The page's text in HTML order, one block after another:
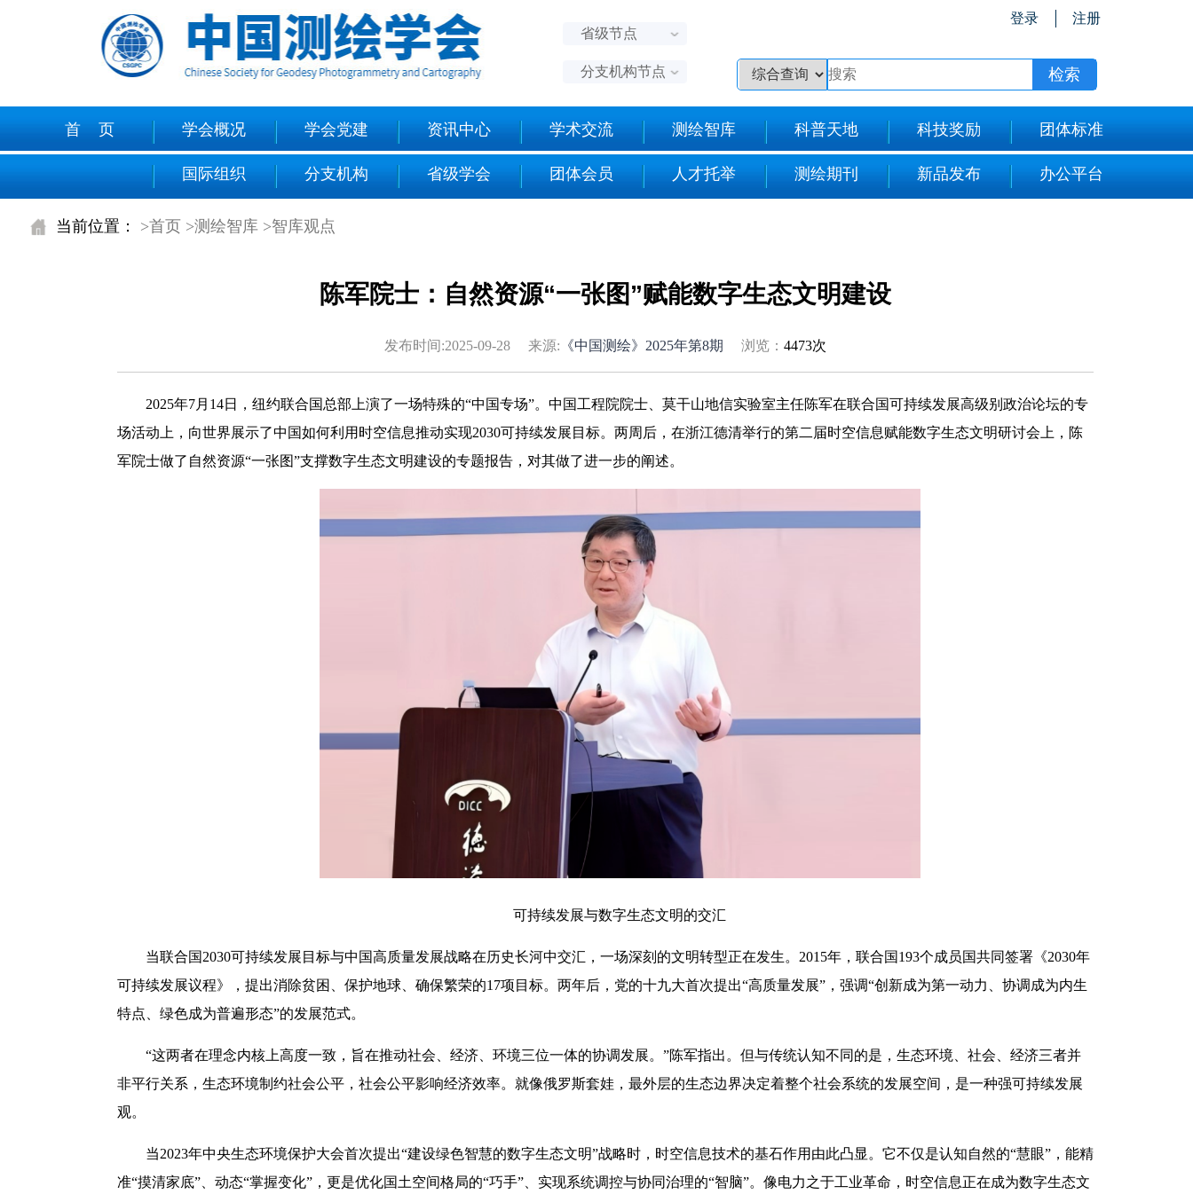
省级节点
分支机构节点
登录 注册
首 页 学会概况 学会党建 资讯中心 学术交流 测绘智库 科普天地 科技奖励 团体标准
国际组织 分支机构 省级学会 团体会员 人才托举 测绘期刊 新品发布 办公平台
当前位置： >首页 >测绘智库 >智库观点
陈军院士：自然资源“一张图”赋能数字生态文明建设
发布时间:2025-09-28 来源: 《中国测绘》2025年第8期 浏览： 4473次
2025年7月14日，纽约联合国总部上演了一场特殊的“中国专场”。中国工程院院士、莫干山地信实验室主任陈军在联合国可持续发展高级别政治论坛的专
场活动上，向世界展示了中国如何利用时空信息推动实现2030可持续发展目标。两周后，在浙江德清举行的第二届时空信息赋能数字生态文明研讨会上，陈
军院士做了自然资源“一张图”支撑数字生态文明建设的专题报告，对其做了进一步的阐述。
可持续发展与数字生态文明的交汇
当联合国2030可持续发展目标与中国高质量发展战略在历史长河中交汇，一场深刻的文明转型正在发生。2015年，联合国193个成员国共同签署《2030年
可持续发展议程》，提出消除贫困、保护地球、确保繁荣的17项目标。两年后，党的十九大首次提出“高质量发展”，强调“创新成为第一动力、协调成为内生
特点、绿色成为普遍形态”的发展范式。
“这两者在理念内核上高度一致，旨在推动社会、经济、环境三位一体的协调发展。”陈军指出。但与传统认知不同的是，生态环境、社会、经济三者并
非平行关系，生态环境制约社会公平，社会公平影响经济效率。就像俄罗斯套娃，最外层的生态边界决定着整个社会系统的发展空间，是一种强可持续发展
观。
当2023年中央生态环境保护大会首次提出“建设绿色智慧的数字生态文明”战略时，时空信息技术的基石作用由此凸显。它不仅是认知自然的“慧眼”，能精
准“摸清家底”、动态“掌握变化”，更是优化国土空间格局的“巧手”、实现系统调控与协同治理的“智脑”。像电力之于工业革命，时空信息正在成为数字生态文